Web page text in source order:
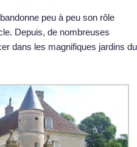
peu à peu son rôle
Depuis, de nombreuses
dans les magnifiques jardins du